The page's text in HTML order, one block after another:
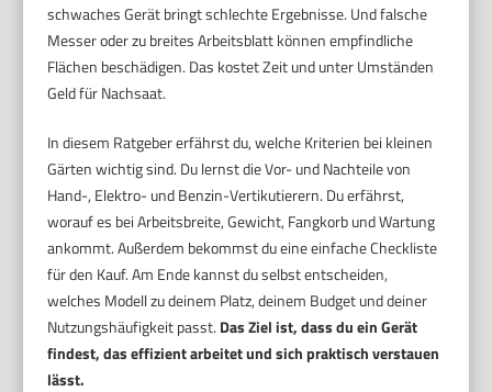
schwaches Gerät bringt schlechte Ergebnisse. Und falsche
Messer oder zu breites Arbeitsblatt können empfindliche
Flächen beschädigen. Das kostet Zeit und unter Umständen
Geld für Nachsaat.
In diesem Ratgeber erfährst du, welche Kriterien bei kleinen
Gärten wichtig sind. Du lernst die Vor- und Nachteile von
Hand-, Elektro- und Benzin-Vertikutierern. Du erfährst,
worauf es bei Arbeitsbreite, Gewicht, Fangkorb und Wartung
ankommt. Außerdem bekommst du eine einfache Checkliste
für den Kauf. Am Ende kannst du selbst entscheiden,
welches Modell zu deinem Platz, deinem Budget und deiner
Nutzungshäufigkeit passt. Das Ziel ist, dass du ein Gerät
findest, das effizient arbeitet und sich praktisch verstauen
lässt.